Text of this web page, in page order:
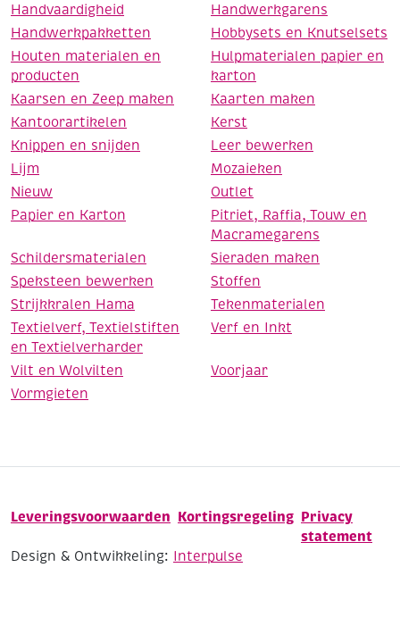
Handvaardigheid
Handwerkgarens
Handwerkpakketten
Hobbysets en Knutselsets
Houten materialen en
producten
Hulpmaterialen papier en
karton
Kaarsen en Zeep maken
Kaarten maken
Kantoorartikelen
Kerst
Knippen en snijden
Leer bewerken
Lijm
Mozaieken
Nieuw
Outlet
Papier en Karton
Pitriet, Raffia, Touw en
Macramegarens
Schildersmaterialen
Sieraden maken
Speksteen bewerken
Stoffen
Strijkkralen Hama
Tekenmaterialen
Textielverf, Textielstiften
en Textielverharder
Verf en Inkt
Vilt en Wolvilten
Voorjaar
Vormgieten
Leveringsvoorwaarden Kortingsregeling Privacy
statement
Design & Ontwikkeling: Interpulse